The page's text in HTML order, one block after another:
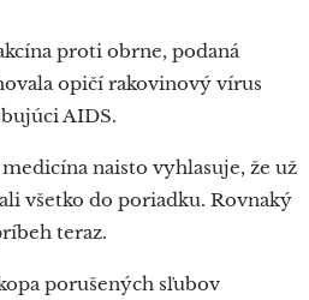
proti obrne, podaná
opičí rakovinový vírus
AIDS.
naisto vyhlasuje, že už
všetko do poriadku. Rovnaký
teraz.
porušených sľubov